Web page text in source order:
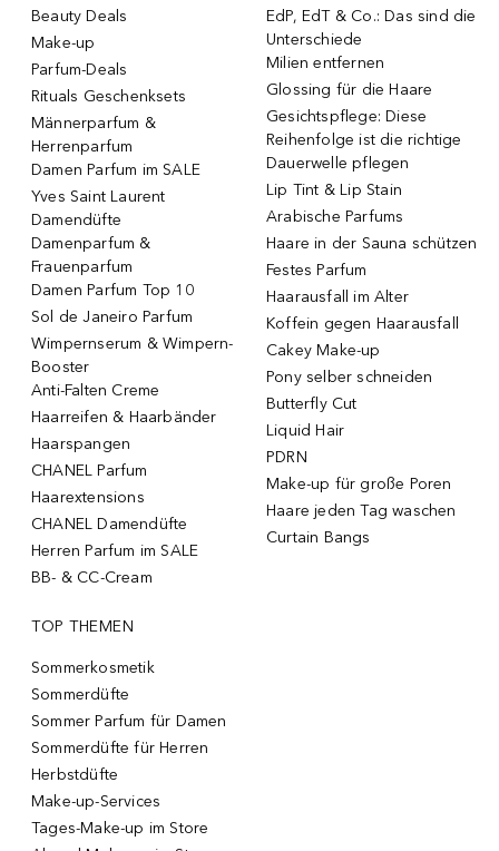
Beauty Deals
Make-up
Parfum-Deals
Rituals Geschenksets
Männerparfum &
Herrenparfum
Damen Parfum im SALE
Yves Saint Laurent
Damendüfte
Damenparfum &
Frauenparfum
Damen Parfum Top 10
Sol de Janeiro Parfum
Wimpernserum & Wimpern-
Booster
Anti-Falten Creme
Haarreifen & Haarbänder
Haarspangen
CHANEL Parfum
Haarextensions
CHANEL Damendüfte
Herren Parfum im SALE
BB- & CC-Cream
EdP, EdT & Co.: Das sind die
Unterschiede
Milien entfernen
Glossing für die Haare
Gesichtspflege: Diese
Reihenfolge ist die richtige
Dauerwelle pflegen
Lip Tint & Lip Stain
Arabische Parfums
Haare in der Sauna schützen
Festes Parfum
Haarausfall im Alter
Koffein gegen Haarausfall
Cakey Make-up
Pony selber schneiden
Butterfly Cut
Liquid Hair
PDRN
Make-up für große Poren
Haare jeden Tag waschen
Curtain Bangs
TOP THEMEN
Sommerkosmetik
Sommerdüfte
Sommer Parfum für Damen
Sommerdüfte für Herren
Herbstdüfte
Make-up-Services
Tages-Make-up im Store